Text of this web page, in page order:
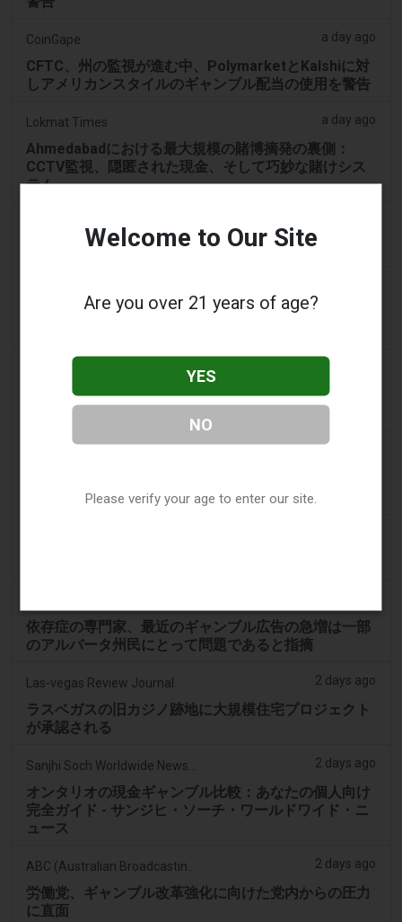
CoinGape a day ago
CFTC、州の監視が進む中、PolymarketとKalshiに対
しアメリカンスタイルのギャンブル配当の使用を警告
Lokmat Times a day ago
Ahmedabadにおける最大規模の賭博摘発の裏側：
CCTV監視、隠匿された現金、そして巧妙な賭けシス
テム
100%無料スピンの収益にギャンブル要件なし
ラインでのギャンブルを検討する際に存在するさまざ
ロサムタウンセンターのカジノ、24時間営業が承認さ
れました
用主から22万ドルを窃取、裁判所が判決
依存症の専門家、最近のギャンブル広告の急増は一部
のアルバータ州民にとって問題であると指摘
Las-vegas Review Journal 2 days ago
ラスベガスの旧カジノ跡地に大規模住宅プロジェクト
が承認される
2 days ago
オンタリオの現金ギャンブル比較：あなたの個人向け
完全ガイド - サンジヒ・ソーチ・ワールドワイド・ニ
ュース
2 days ago
労働党、ギャンブル改革強化に向けた党内からの圧力
に直面
Welcome to Our Site
Are you over 21 years of age?
YES
NO
Please verify your age to enter our site.